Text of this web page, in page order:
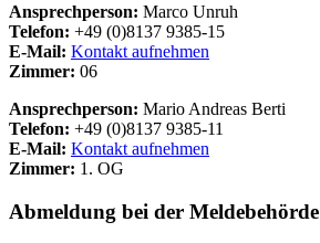
Ansprechperson: Marco Unruh
Telefon: +49 (0)8137 9385-15
E-Mail: Kontakt aufnehmen
Zimmer: 06
Ansprechperson: Mario Andreas Berti
Telefon: +49 (0)8137 9385-11
E-Mail: Kontakt aufnehmen
Zimmer: 1. OG
Abmeldung bei der Meldebehörde